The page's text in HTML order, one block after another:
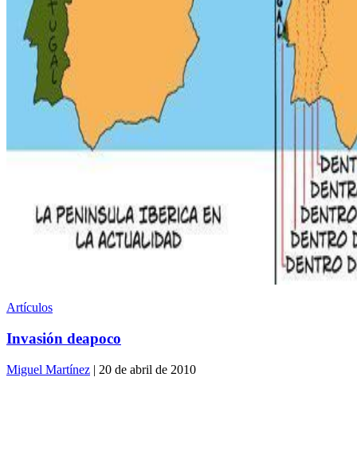
Artículos
Invasión deapoco
Miguel Martínez | 20 de abril de 2010